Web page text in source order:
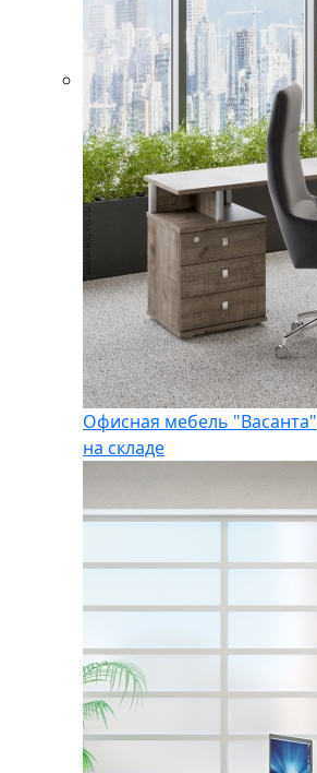
Офисная мебель "Васанта"
на складе